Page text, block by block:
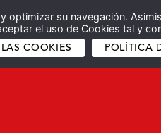
optimizar su navegación.
el uso de Cookies tal y
COOKIES POLÍTICA